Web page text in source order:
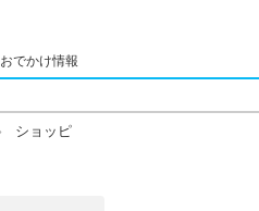
おでかけ情報
ショッピ